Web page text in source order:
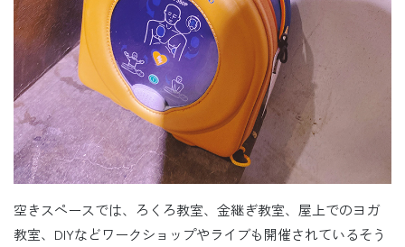
空きスペースでは、ろくろ教室、金継ぎ教室、屋上でのヨガ
教室、DIYなどワークショップやライブも開催されているそう